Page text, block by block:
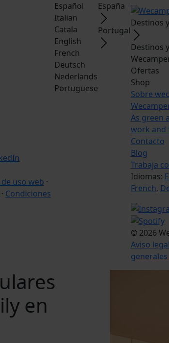
uso web ·
· Condiciones
Español
Italian
Catala
English
French
Deutsch
Nederlands
Portuguese
España
Portugal
Destinos
Destinos
Ofertas
Shop
Sobre
As green
work and
Contacto
Blog
Trabaja
Idiomas:
French,
© 2026
Aviso legal
en